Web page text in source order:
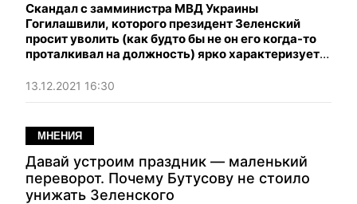
Скандал с замминистра МВД Украины
Гогилашвили, которого президент Зеленский
просит уволить (как будто бы не он его когда-то
проталкивал на должность) ярко характеризует
иностранца, краях.
13.12.2021 16:30
МНЕНИЯ
Давай устроим праздник — маленький
переворот. Почему Бутусову не стоило
унижать Зеленского